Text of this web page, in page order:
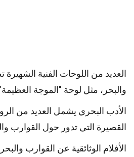
العديد من اللوحات الفنية
والبحر، مثل لوحة "الموجة
الأدب البحري يشمل العديد من
القصيرة التي تدور حول القوارب
الأفلام الوثائقية عن القوارب